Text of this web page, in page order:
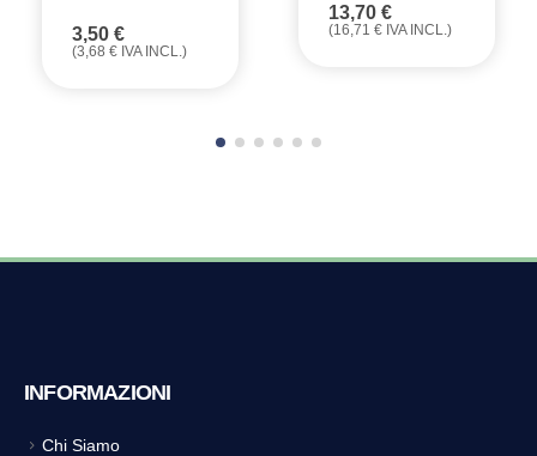
3,50 €
(3,68 € IVA INCL.)
13,70 €
(16,71 € IVA INCL.)
INFORMAZIONI
Chi Siamo